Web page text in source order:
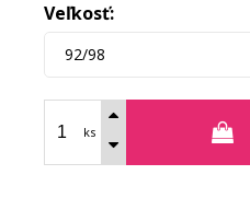
Veľkosť:
92/98
ks